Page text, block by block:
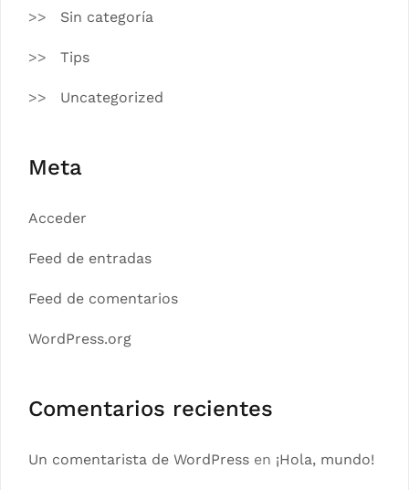
Sin categoría
Tips
Uncategorized
Meta
Acceder
Feed de entradas
Feed de comentarios
WordPress.org
Comentarios recientes
Un comentarista de WordPress en ¡Hola, mundo!